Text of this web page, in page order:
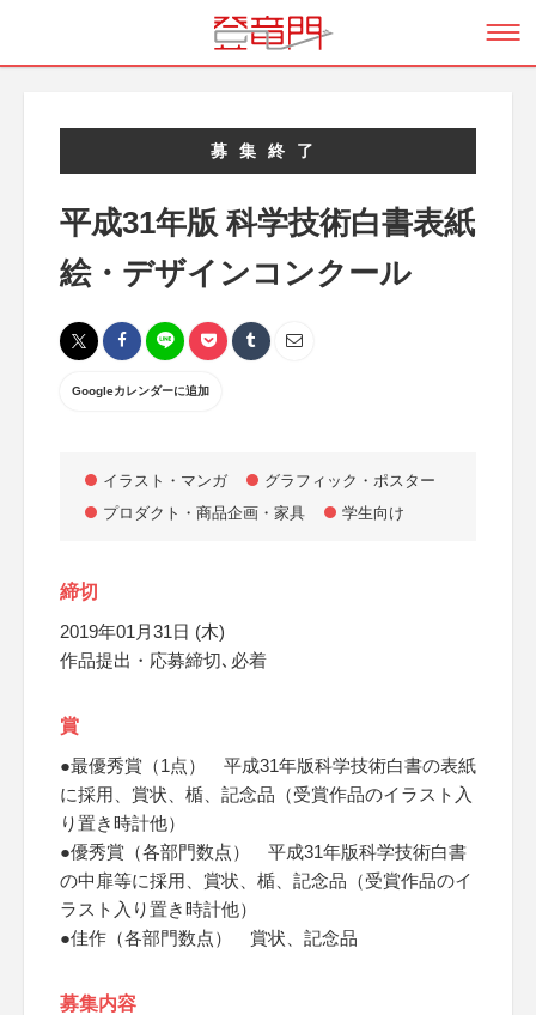
募集終了
平成31年版 科学技術白書表紙
絵・デザインコンクール
Googleカレンダーに追加
イラスト・マンガ
グラフィック・ポスター
プロダクト・商品企画・家具
学生向け
締切
2019年01月31日 (木)
作品提出・応募締切､必着
賞
●最優秀賞（1点） 平成31年版科学技術白書の表紙
に採用、賞状、楯、記念品（受賞作品のイラスト入
り置き時計他）
●優秀賞（各部門数点） 平成31年版科学技術白書
の中扉等に採用、賞状、楯、記念品（受賞作品のイ
ラスト入り置き時計他）
●佳作（各部門数点） 賞状、記念品
募集内容